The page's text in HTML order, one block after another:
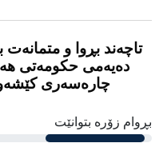
تاچەند بڕوا و متمانەت
دەیەمی حکومەتی
چارەسەری کێشەو
بڕوام زۆرە بتوانێت